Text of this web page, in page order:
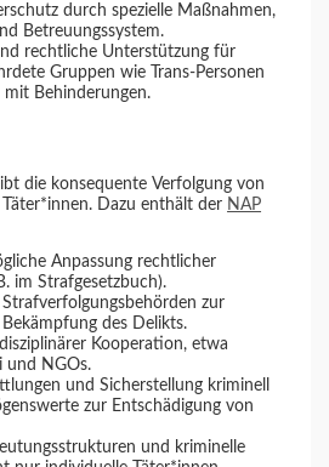
durch spezielle Maßnahmen,
Betreuungssystem.
rechtliche Unterstützung für
Gruppen wie Trans-Personen
Behinderungen.
die konsequente Verfolgung von
Dazu enthält der NAP
Anpassung rechtlicher
im Strafgesetzbuch).
zur
des Delikts.
Kooperation, etwa
und NGOs.
und Sicherstellung kriminell
zur Entschädigung von
und kriminelle